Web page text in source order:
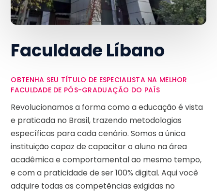
Faculdade Líbano
OBTENHA SEU TÍTULO DE ESPECIALISTA NA MELHOR
FACULDADE DE PÓS-GRADUAÇÃO DO PAÍS
Revolucionamos a forma como a educação é vista
e praticada no Brasil, trazendo metodologias
específicas para cada cenário. Somos a única
instituição capaz de capacitar o aluno na área
acadêmica e comportamental ao mesmo tempo,
e com a praticidade de ser 100% digital. Aqui você
adquire todas as competências exigidas no